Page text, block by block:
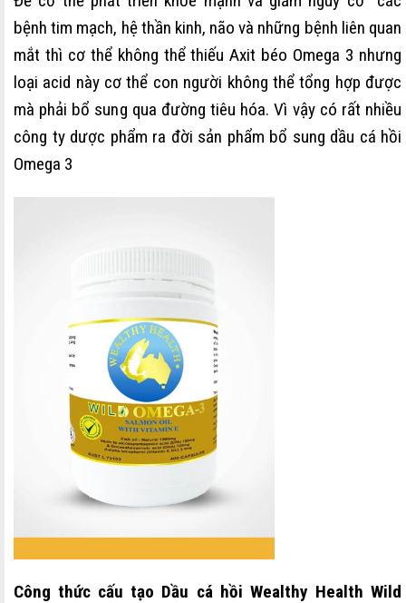
bệnh tim mạch, hệ thần kinh, não và những bệnh liên quan
mắt thì cơ thể không thể thiếu Axit béo Omega 3 nhưng
loại acid này cơ thể con người không thể tổng hợp được
mà phải bổ sung qua đường tiêu hóa. Vì vậy có rất nhiều
công ty dược phẩm ra đời sản phẩm bổ sung dầu cá hồi
Omega 3
Công thức cấu tạo Dầu cá hồi Wealthy Health Wild